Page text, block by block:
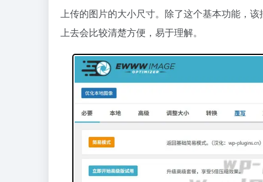
上传的图片的大小尺寸。除了这个基本功能，
上去会比较清楚方便，易于理解。